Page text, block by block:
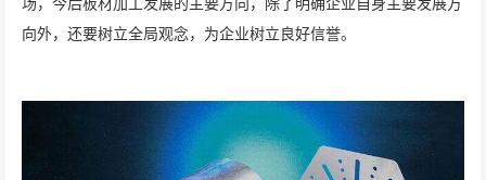
向外，还要树立全局观念，为企业树立良好信誉。